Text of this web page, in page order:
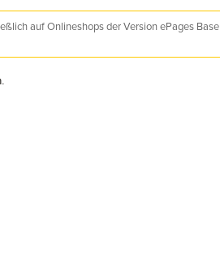
auf Onlineshops der Version ePages Base